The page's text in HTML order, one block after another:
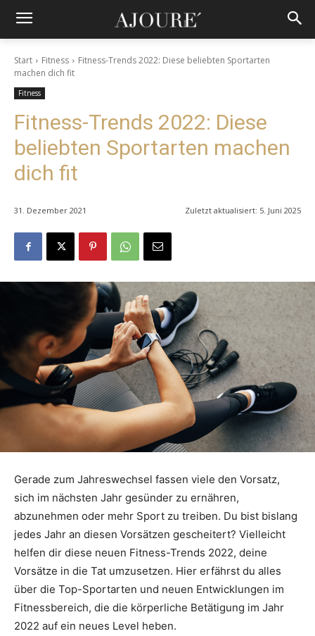
Start Fitness
Fitness-Trends 2022: Diese beliebten Sportarten
machen dich fit
Fitness
Fitness-Trends 2022: Diese
beliebten Sportarten machen
dich fit
31. Dezember 2021 Zuletzt aktualisiert: 5. Juni 2025
Gerade zum Jahreswechsel fassen viele den Vorsatz,
sich im nächsten Jahr gesünder zu ernähren,
abzunehmen oder mehr Sport zu treiben. Du bist bislang
jedes Jahr an diesen Vorsätzen gescheitert? Vielleicht
helfen dir diese neuen Fitness-Trends 2022, deine
Vorsätze in die Tat umzusetzen. Hier erfährst du alles
über die Top-Sportarten und neuen Entwicklungen im
Fitnessbereich, die die körperliche Betätigung im Jahr
2022 auf ein neues Level heben.